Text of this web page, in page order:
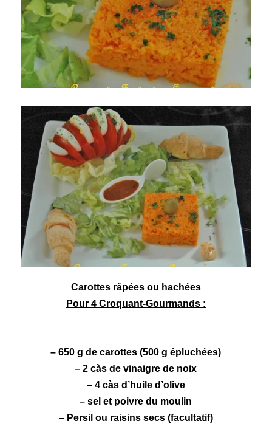
Carottes râpées ou hachées
Pour 4 Croquant-Gourmands :
– 650 g decarottes (500 g épluchées)
– 2 càs de vinaigre de noix
– 4 càs d’huile d’olive
– sel et poivre du moulin
– Persil ou raisins secs (facultatif)